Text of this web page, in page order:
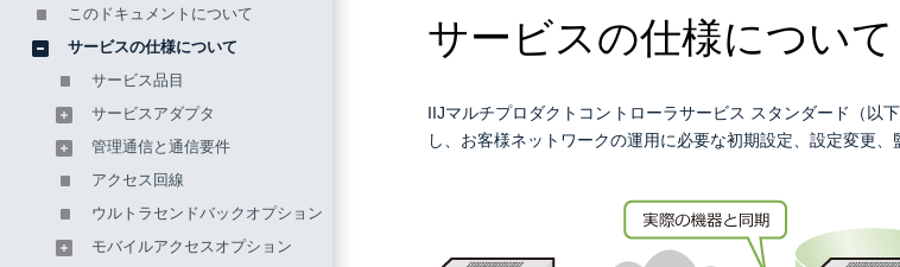
サービスの仕様について
IIJマルチプロダクトコントローラサービス スタンダード（以
し、お客様ネットワークの運用に必要な初期設定、設定変更
このドキュメントについて
サービスの仕様について
サービス品目
サービスアダプタ
管理通信と通信要件
アクセス回線
ウルトラセンドバックオプション
モバイルアクセスオプション